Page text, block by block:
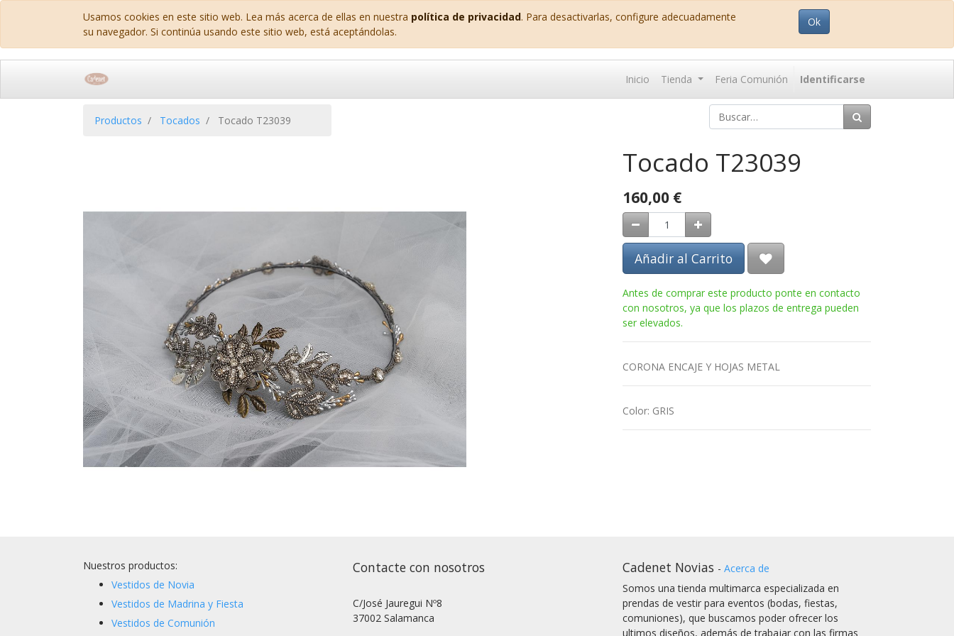
Usamos cookies en este sitio web. Lea más acerca de ellas en nuestra política de privacidad. Para desactivarlas, configure adecuadamente
su navegador. Si continúa usando este sitio web, está aceptándolas.
Ok
Inicio Tienda Feria Comunión Identificarse
Productos Tocados Tocado T23039
Tocado T23039
160,00 €
Añadir al Carrito
Antes de comprar este producto ponte en contacto
con nosotros, ya que los plazos de entrega pueden
ser elevados.
CORONA ENCAJE Y HOJAS METAL
Color: GRIS
Nuestros productos:
Vestidos de Novia
Vestidos de Madrina y Fiesta
Vestidos de Comunión
Contacte con nosotros
C/José Jauregui Nº8
37002 Salamanca
Cadenet Novias - Acerca de
Somos una tienda multimarca especializada en
prendas de vestir para eventos (bodas, fiestas,
comuniones), que buscamos poder ofrecer los
ultimos diseños, además de trabajar con las firmas